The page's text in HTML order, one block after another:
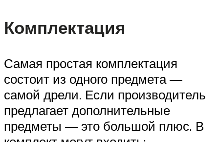
Комплектация
Самая простая комплектация
состоит из одного предмета —
самой дрели. Если производитель
предлагает дополнительные
предметы — это большой плюс. В